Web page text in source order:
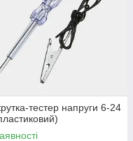
тестер напруги 6-24